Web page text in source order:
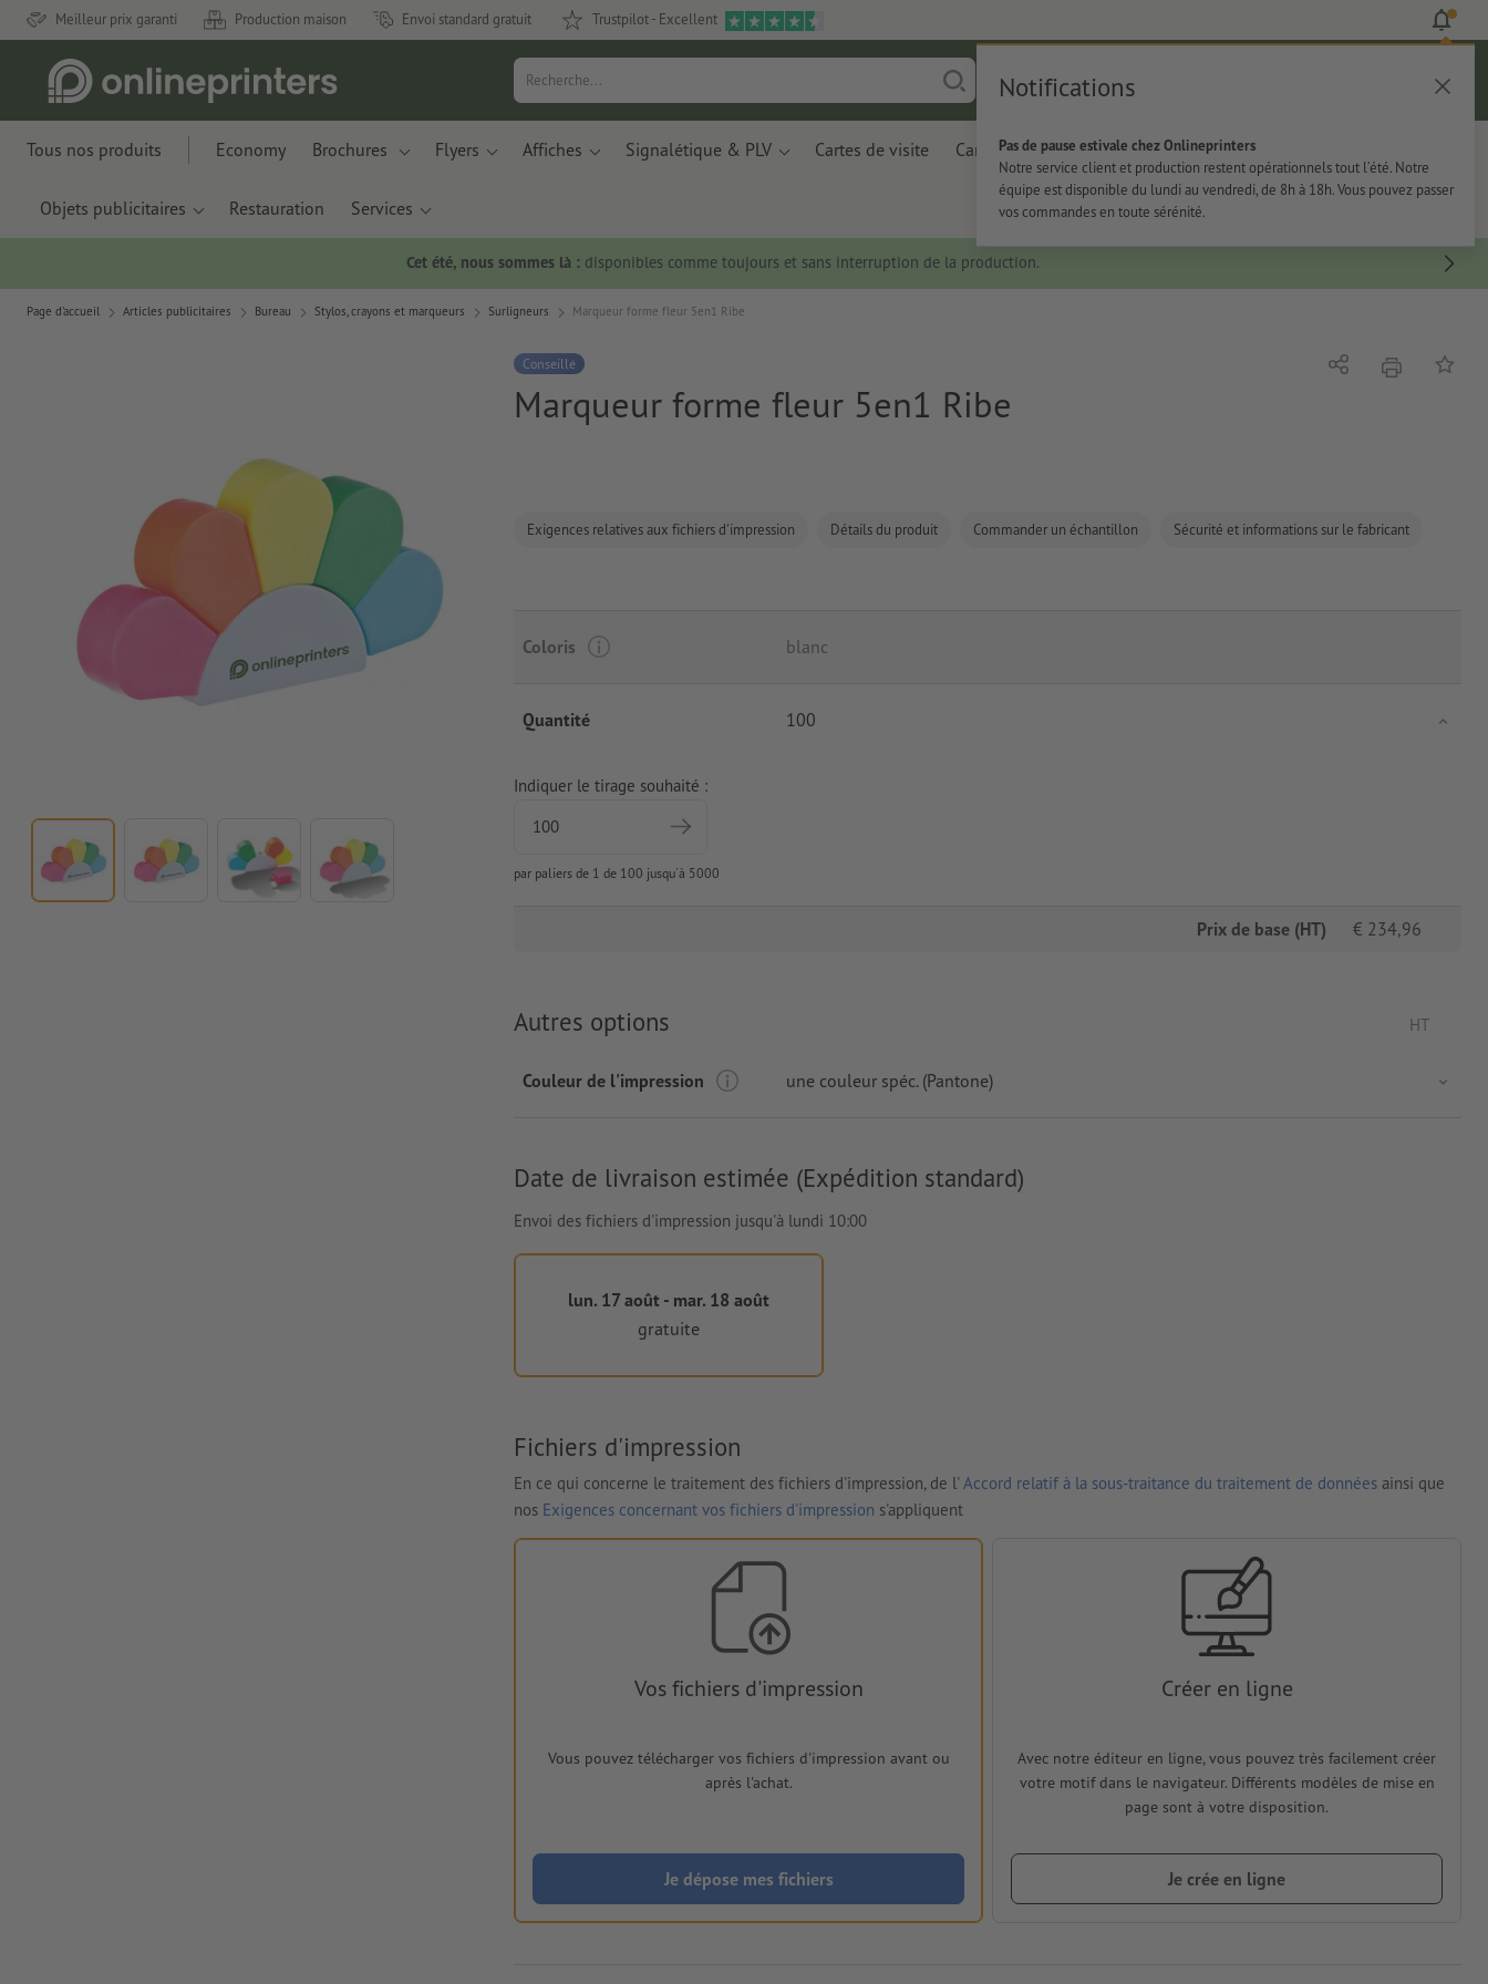
Meilleur prix garanti Production maison Envoi standard gratuit Trustpilot - Excellent
Notifications
Pas de pause estivale chez Onlineprinters
Notre service client et production restent opérationnels tout l’été. Notre
équipe est disponible du lundi au vendredi, de 8h à 18h. Vous pouvez passer
vos commandes en toute sérénité.
Panier
Tous nos produits Economy Brochures Flyers Affiches Signalétique & PLV Cartes de visite Carterie Papeterie Autocollants
Objets publicitaires Restauration Services
Cet été, nous sommes là :disponibles comme toujours et sans interruption de la production.
Page d'accueil Articles publicitaires Bureau Stylos, crayons et marqueurs Surligneurs Marqueur forme fleur 5en1 Ribe
Conseillé
Marqueur forme fleur 5en1 Ribe
Exigences relatives aux fichiers d'impression Détails du produit Commander un échantillon Sécurité et informations sur le fabricant
Partagerimprimer
Coloris blanc
Quantité 100
Indiquer le tirage souhaité :
par paliers de 1 de 100 jusqu'à 5000
Prix de base (HT) € 234,96
Autres options HT
Couleur de l'impression une couleur spéc. (Pantone)
Date de livraison estimée (Expédition standard)
Envoi des fichiers d'impression jusqu'à lundi 10:00
lun. 17 août - mar. 18 août
gratuite
Fichiers d'impression
En ce qui concerne le traitement des fichiers d'impression, de l'Accord relatif à la sous-traitance du traitement de données ainsi que
nos Exigences concernant vos fichiers d'impression s'appliquent
Vos fichiers d'impression
Vous pouvez télécharger vos fichiers d'impression avant ou
après l'achat.
Je dépose mes fichiers
Créer en ligne
Avec notre éditeur en ligne, vous pouvez très facilement créer
votre motif dans le navigateur. Différents modèles de mise en
page sont à votre disposition.
Je crée en ligne